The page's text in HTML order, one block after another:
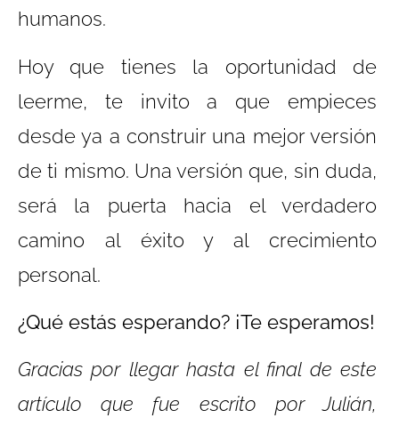
humanos.
Hoy que tienes la oportunidad de
leerme, te invito a que empieces
desde ya a construir una mejor versión
de ti mismo. Una versión que, sin duda,
será la puerta hacia el verdadero
camino al éxito y al crecimiento
personal.
¿Qué estás esperando? ¡Te esperamos!
Gracias por llegar hasta el final de este
artículo que fue escrito por Julián,